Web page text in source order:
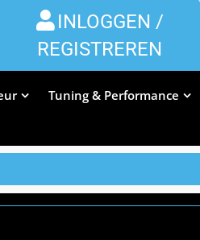
INLOGGEN /
REGISTREREN
Tuning & Performance